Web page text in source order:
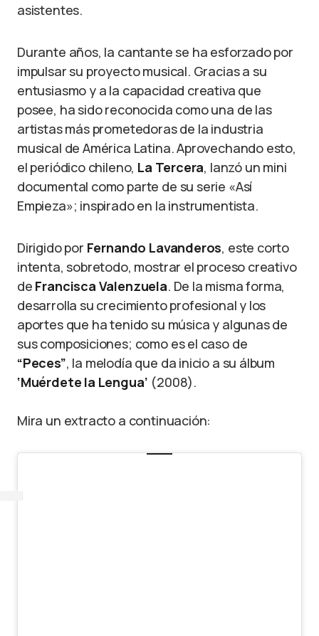
asistentes.
Durante años, la cantante se ha esforzado por
impulsar su proyecto musical. Gracias a su
entusiasmo y a la capacidad creativa que
posee, ha sido reconocida como una de las
artistas más prometedoras de la industria
musical de América Latina. Aprovechando esto,
el periódico chileno, La Tercera, lanzó un mini
documental como parte de su serie «Así
Empieza»; inspirado en la instrumentista.
Dirigido por Fernando Lavanderos, este corto
intenta, sobretodo, mostrar el proceso creativo
de Francisca Valenzuela. De la misma forma,
desarrolla su crecimiento profesional y los
aportes que ha tenido su música y algunas de
sus composiciones; como es el caso de
“Peces”, la melodía que da inicio a su álbum
‘Muérdete la Lengua’ (2008).
Mira un extracto a continuación: